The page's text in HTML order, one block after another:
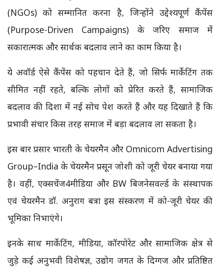
(NGOs) को सम्मानित करना है, जिन्होंने उद्देश्यपूर्ण कैंपेंस
(Purpose-Driven Campaigns) के जरिए समाज में
सकारात्मक और सार्थक बदलाव लाने का काम किया है।
ये अवॉर्ड ऐसे कैंपेंस को पहचान देते हैं, जो सिर्फ मार्केटिंग तक
सीमित नहीं रहते, बल्कि लोगों को प्रेरित करते हैं, सामाजिक
बदलाव की दिशा में नई सोच पेश करते हैं और यह दिखाते हैं कि
प्रभावी संचार किस तरह समाज में बड़ा बदलाव ला सकता है।
इस बार प्रसार भारती के चेयरमैन और Omnicom Advertising
Group–India के चेयरमैन प्रसून जोशी को जूरी चेयर बनाया गया
है। वहीं, एक्सचेंज4मीडिया और BW बिजनेसवर्ल्ड के संस्थापक
एवं चेयरमैन डॉ. अनुराग बत्रा इस संस्करण में को-जूरी चेयर की
भूमिका निभाएंगे।
इनके साथ मार्केटिंग, मीडिया, कॉरपोरेट और सामाजिक क्षेत्र से
जुड़े कई अनुभवी विशेषज्ञ, उद्योग जगत के दिग्गज और प्रतिष्ठित